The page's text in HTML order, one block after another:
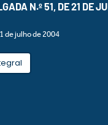
N.º 51, DE 21 DE
de julho de 2004